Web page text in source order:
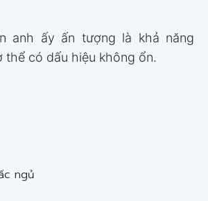
anh ấy ấn tượng là khả năng
thể có dấu hiệu không ổn.
ngủ